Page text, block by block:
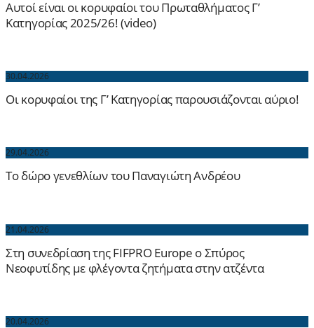
Αυτοί είναι οι κορυφαίοι του Πρωταθλήματος Γ’
Κατηγορίας 2025/26! (video)
30.04.2026
Οι κορυφαίοι της Γ’ Κατηγορίας παρουσιάζονται αύριο!
29.04.2026
Το δώρο γενεθλίων του Παναγιώτη Ανδρέου
21.04.2026
Στη συνεδρίαση της FIFPRO Europe ο Σπύρος
Νεοφυτίδης με φλέγοντα ζητήματα στην ατζέντα
20.04.2026